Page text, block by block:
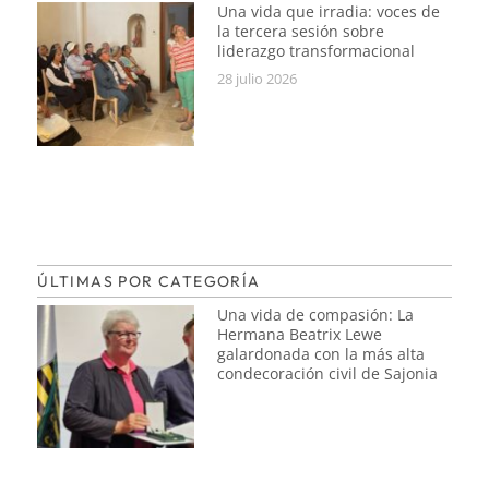
Una vida que irradia: voces de
la tercera sesión sobre
liderazgo transformacional
28 julio 2026
ÚLTIMAS POR CATEGORÍA
Una vida de compasión: La
Hermana Beatrix Lewe
galardonada con la más alta
condecoración civil de Sajonia